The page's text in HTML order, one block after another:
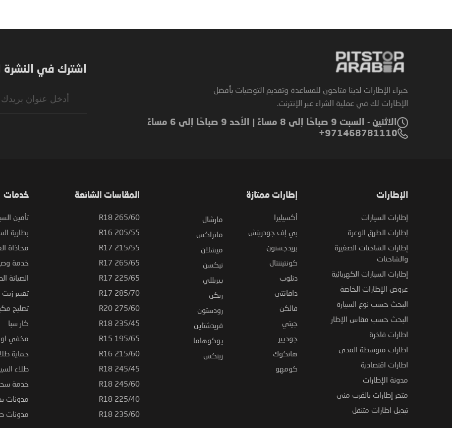
خبراء الإطارات لدينا متاحون للمساعدة وتقديم التوصيات بأفضل
الإطارات لك في عملية الشراء عبر الإنترنت.
الاثنين - السبت 9 صباحًا إلى 8 مساءً | الأحد 9 صباحًا إلى 6 مساءً
971468781110+
اشترك في النشرة
الإطارات
إطارات السيارات
إطارات الطرق الوعرة
إطارات الشاحنات الصغيرة
والشاحنات
إطارات السيارات الكهربائية
عروض الإطارات الخاصة
البحث حسب نوع السيارة
البحث حسب مقاس الإطار
اطارات فاخرة
اطارات متوسطة المدى
اطارات اقتصادية
مدونة الإطارات
متجر إطارات بالقرب مني
تبديل اطارات متنقل
إطارات ممتازة
أكسيليرا
بي إف جودريتش
بريدجستون
كونتيننتال
دنلوب
دافانتي
فالكن
جيتي
جوديير
هانكوك
كومهو
مارشال
ماتراكس
ميشلان
نيكسن
بيريللي
ريكن
رودستون
فريدشتاين
يوكوهاما
زيتكس
المقاسات الشائعة
265/60 R18
205/55 R16
215/55 R17
265/65 R17
225/65 R17
285/70 R17
275/60 R20
235/45 R18
195/65 R15
215/60 R16
245/45 R18
245/60 R18
225/40 R18
235/60 R18
خدمات
تأمين
بطارية
محاذاة
خدمة
الصيانة
تغيير زيت
تصليح
كار سبا
مخفي او
حماية
طلاء
خدمة
مدونات
مدونات